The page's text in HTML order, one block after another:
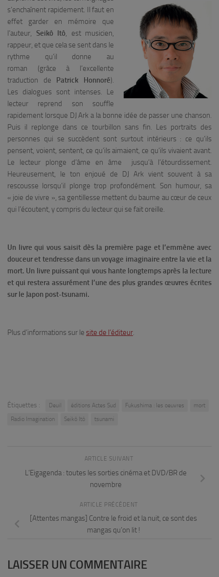
s’enchaînent rapidement. Il faut en
effet garder en mémoire que
l’auteur, Seikô Itô, est musicien,
rappeur, et que cela se sent dans le
rythme qu’il donne au
roman (grâce à l’excellente
traduction de Patrick Honnoré).
Les dialogues sont intenses. Le
lecteur reprend son souffle
rapidement lorsque DJ Ark a la bonne idée de passer une chanson.
Puis il replonge dans ce tourbillon sans fin. Les portraits des
personnes qui se succèdent sont surtout intérieurs : ce qu’ils
pensent, voient, sentent, ce qu’ils aimaient, ce qu’ils vivaient avant.
Le lecteur plonge d’âme en âme jusqu’à l’étourdissement.
Heureusement, le ton enjoué de DJ Ark vient souvent à sa
rescousse lorsqu’il plonge trop profondément. Son humour, sa
« joie de vivre », sa gentillesse mettent du baume au cœur de ceux
qui l’écoutent, y compris du lecteur qui se fait oreille.
Un livre qui vous saisit dès la première page et l’emmène avec
douceur et tendresse dans un voyage imaginaire entre la vie et la
mort. Un livre puissant qui vous hante longtemps après la lecture
et qui restera assurément l’une des plus grandes œuvres écrites
sur le Japon post-tsunami.
Plus d’informations sur le site de l’éditeur.
Étiquettes : Deuil éditions Actes Sud Fukushima : les oeuvres
mort
Radio Imagination
Seikô Itô tsunami
ARTICLE SUIVANT
L’Eigagenda : toutes les sorties cinéma et DVD/BR de
novembre
ARTICLE PRÉCÉDENT
[Attentes mangas] Contre le froid et la nuit, ce sont des
mangas qu’on lit !
LAISSER UN COMMENTAIRE